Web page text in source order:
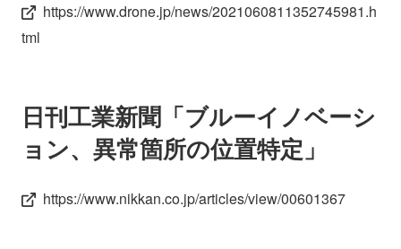
https://www.drone.jp/news/2021060811352745981.h
tml
日刊工業新聞「ブルーイノベーシ
ョン、異常箇所の位置特定」
https://www.nikkan.co.jp/articles/view/00601367